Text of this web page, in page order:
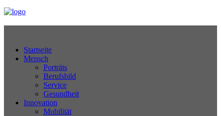
Startseite
Mensch
Porträts
Berufsbild
Service
Gesundheit
Innovation
Mobilität